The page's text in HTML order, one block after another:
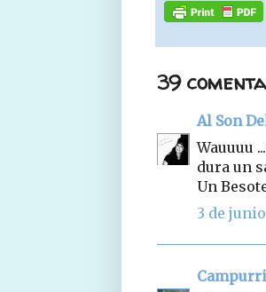
39
Al Son
Wauuuu
dura un
Un
3 de